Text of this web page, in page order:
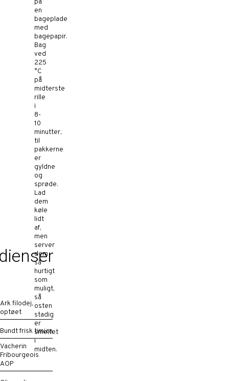
Ark filodej,
optøet
Bundt frisk timian
Vacherin
Fribourgeois
AOP
på
en
bageplade
med
bagepapir.
Bag
ved
225
°C
på
midterste
rille
i
8-
10
minutter,
til
pakkerne
er
gyldne
og
sprøde.
Lad
dem
køle
lidt
af,
men
server
dem
så
hurtigt
som
muligt,
så
osten
stadig
er
smeltet
i
midten.